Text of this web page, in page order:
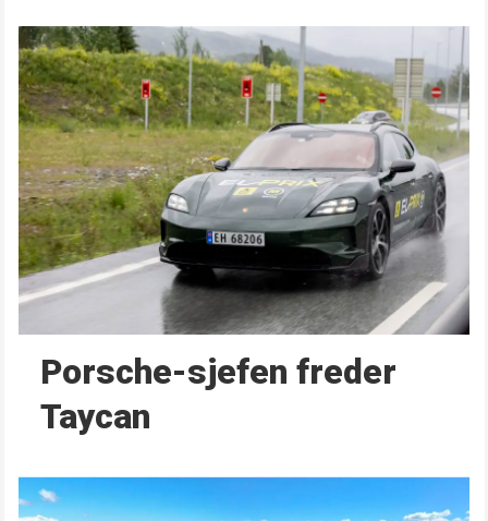
Porsche-sjefen freder
Taycan